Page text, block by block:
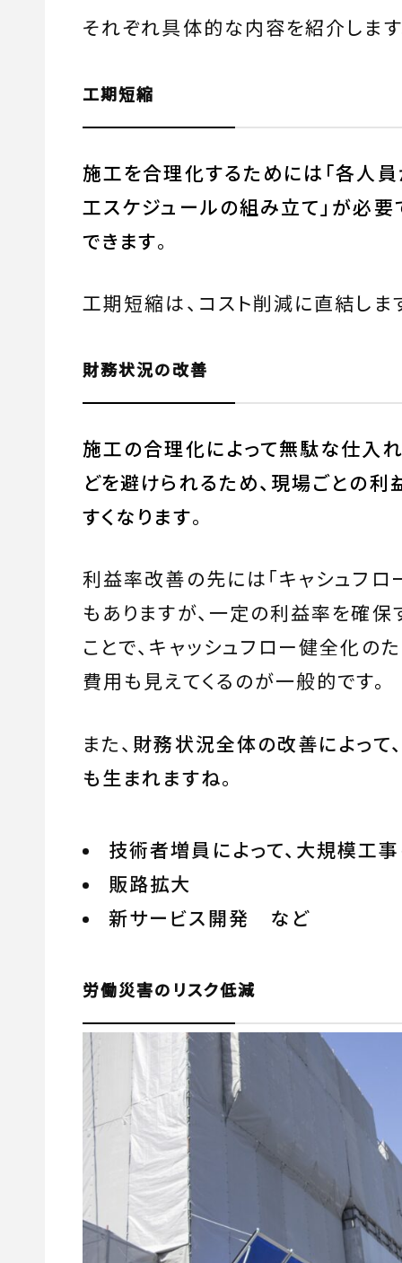
それぞれ具体的な内容を紹介します
工期短縮
施工を合理化するためには「各人
工スケジュールの組み立て」が必
できます。
工期短縮は、コスト削減に直結しま
財務状況の改善
施工の合理化によって無駄な仕入
どを避けられるため、現場ごとの利
すくなります。
利益率改善の先には「キャシュフロ
もありますが、一定の利益率を確保
ことで、キャッシュフロー健全化の
費用も見えてくるのが一般的です。
また、 財務状況全体の改善によって
も生まれますね。
技術者増員によって、大規模工
販路拡大
新サービス開発 など
労働災害のリスク低減